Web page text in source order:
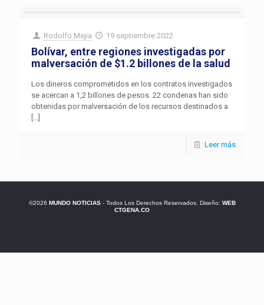
Rodolfo Mejia 19 septiembre 2022
Bolívar, entre regiones investigadas por
malversación de $1.2 billones de la salud
Los dineros comprometidos en los contratos investigados
se acercan a 1,2 billones de pesos. 22 condenas han sido
obtenidas por malversación de los recursos destinados a
[…]
Leer más
©2026 MUNDO NOTICIAS- Todos Los Derechos Reservados. Diseño: WEB
CTGENA.CO